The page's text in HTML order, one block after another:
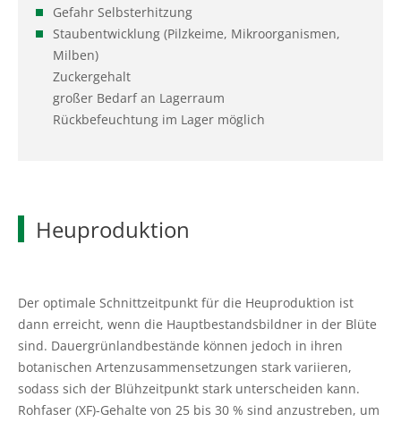
Gefahr Selbsterhitzung
Staubentwicklung (Pilzkeime, Mikroorganismen,
Milben)
Zuckergehalt
großer Bedarf an Lagerraum
Rückbefeuchtung im Lager möglich
Heuproduktion
Der optimale Schnittzeitpunkt für die Heuproduktion ist
dann erreicht, wenn die Hauptbestandsbildner in der Blüte
sind. Dauergrünlandbestände können jedoch in ihren
botanischen Artenzusammensetzungen stark variieren,
sodass sich der Blühzeitpunkt stark unterscheiden kann.
Rohfaser (XF)-Gehalte von 25 bis 30 % sind anzustreben, um